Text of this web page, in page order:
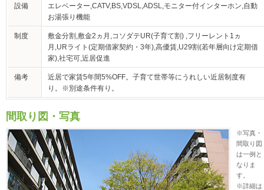
設備
エレベーター,CATV,BS,VDSL,ADSL,モニター付インターホン,自動
お湯張り機能
制度
敷金分割,敷金2ヵ月,コソダテUR(子育て割) ,フリーレント1ヵ
月,URライト(定期借家契約・3年),高優賃,U29割(若年層向け定期借
家),社宅可,近居促進
備考
近居で家賃5年間5%OFF。子育て世帯等にうれしい近居制度有
り。※別途条件有り。
間取り図・写真
※写真・
間取り図
は一例と
なりま
す。
※詳細は